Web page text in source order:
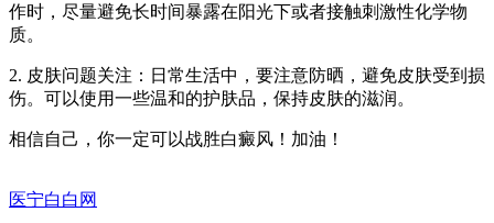
作时，尽量避免长时间暴露在阳光下或者接触刺激性化学物
质。
2. 皮肤问题关注：日常生活中，要注意防晒，避免皮肤受到损
伤。可以使用一些温和的护肤品，保持皮肤的滋润。
相信自己，你一定可以战胜白癜风！加油！
医宁白白网